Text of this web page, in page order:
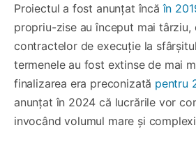
Proiectul a fost anunțat încă în
propriu-zise au început mai târziu,
contractelor de execuție la
termenele au fost extinse de mai
finalizarea era preconizată pentru
anunțat în 2024 că lucrările vor
invocând volumul mare și